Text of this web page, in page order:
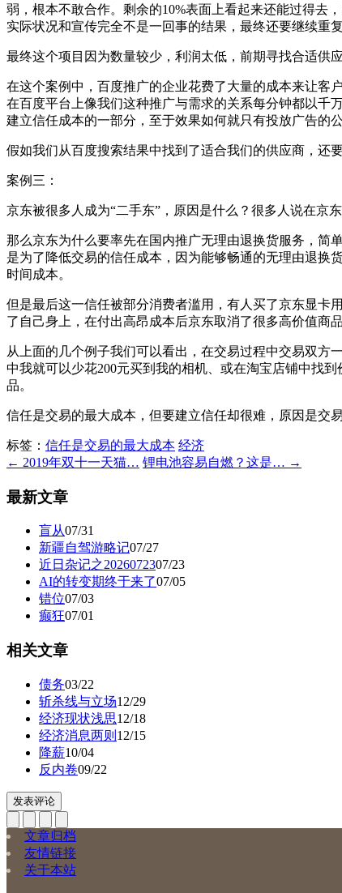
弱，根本不敢合作。剩余的10%表面上看起来还能过得去
实际状况和宣传完全不是一回事的结果，最终还要继续重
最终这个项目因为数量较少，利润太低，前期寻找合适供
在这个案例中，百度推广的企业花费了大量的成本来让客
在百度平台上像我们这种推广与需求的关系每分钟都以千
建立信任成本的一部分，至于效果如何就只有投放广告的
假如我们从百度搜索结果中找到了适合我们的供应商，还
案例三：
京东被很多人成为“二手东”，原因是什么？很多人说在京
那么京东为什么要率先在国内推广无理由退换货服务，简
是为了降低交易的信任成本，因为能够畅通的无理由退换
时间成本。
但是最后这一信任被部分消费者滥用，有人买了京东显卡
了自己身上，在付出高昂成本后京东取消了很多高价值商
从上面的几个例子我们可以看出，在交易过程中交易双方
中我就可以少花200元买到我的相机、或在淘宝店铺中找
品。
信任是交易的最大成本，但要建立信任却很难，原因是交
标签： 信任是交易的最大成本 经济
← 2019年双十一天猫… 锂电池容易自燃？这是… →
最新文章
盲从07/31
新疆自驾游略记07/27
近日杂记之2026072307/23
AI的转变期终于来了07/05
错位07/03
癫狂07/01
相关文章
债务03/22
斩杀线与立场12/29
经济现状浅思12/18
经济消息两则 12/15
降薪10/04
反内卷09/22
发表评论
文章归档
友情链接
关于本站